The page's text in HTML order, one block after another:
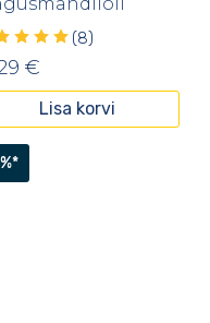
(8)
€
Lisa korvi